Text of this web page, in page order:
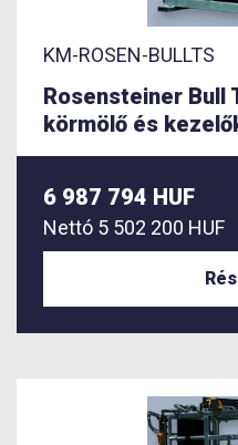
KM-ROSEN-BULLTS
Rosensteiner Bull
körmölő és
6 987 794 HUF
Nettó 5 502 200 HUF